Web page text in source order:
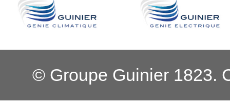
© Groupe Guinier 1823.